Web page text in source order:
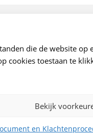
die de website op
cookies toestaan te
Bekijk
en